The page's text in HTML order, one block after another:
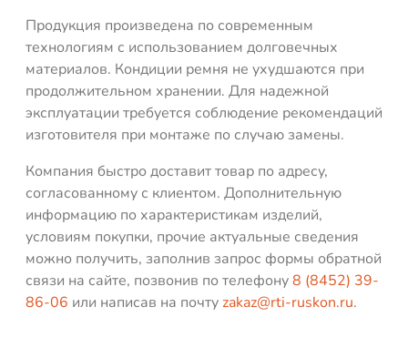
Продукция произведена по современным
технологиям с использованием долговечных
материалов. Кондиции ремня не ухудшаются при
продолжительном хранении. Для надежной
эксплуатации требуется соблюдение рекомендаций
изготовителя при монтаже по случаю замены.
Компания быстро доставит товар по адресу,
согласованному с клиентом. Дополнительную
информацию по характеристикам изделий,
условиям покупки, прочие актуальные сведения
можно получить, заполнив запрос формы обратной
связи на сайте, позвонив по телефону8 (8452) 39-
86-06 или написав на почтуzakaz@rti-ruskon.ru.